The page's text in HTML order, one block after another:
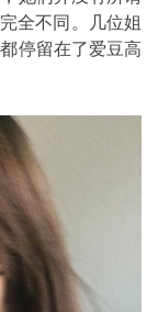
全不同。几位姐
停留在了爱豆高